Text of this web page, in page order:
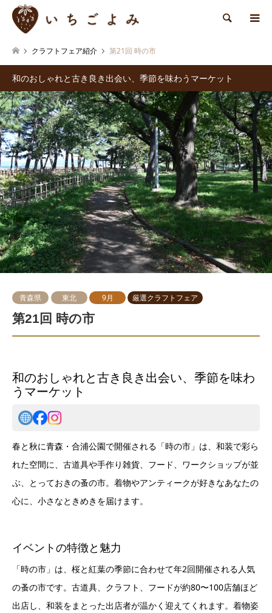
検索
クラフトフェア紹介 第21回 時の市
和のおしゃれと古き良き出会い、季節を味わうマーケット
青森県 東北 9月 厳選クラフトフェア
第21回 時の市
和のおしゃれと古き良き出会い、季節を味わ
うマーケット
春と秋に青森・合浦公園で開催される「時の市」は、和装で彩ら
れた空間に、古道具や手作り雑貨、フード、ワークショップが並
ぶ、とっておきの蚤の市。着物やアンティークが好きなあなたの
心に、小さなときめきを届けます。
イベントの特徴と魅力
「時の市」は、桜と紅葉の季節に合わせて年2回開催される人気
の蚤の市です。古道具、クラフト、フードが約80〜100店舗ほど
出店し、和装をまとった出店者が温かく迎えてくれます。着物姿